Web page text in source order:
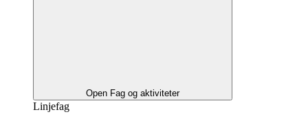
Open Fag og aktiviteter
Linjefag